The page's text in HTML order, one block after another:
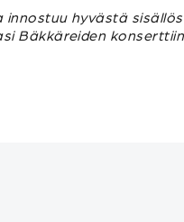
innostuu hyvästä
Bäkkäreiden